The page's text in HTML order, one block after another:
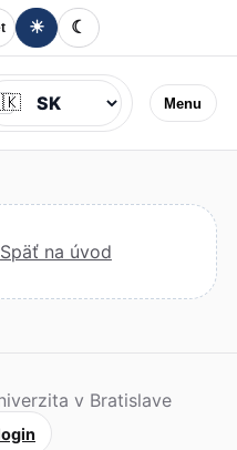
☀ ☾
Menu
Jazyk
Späť na úvod
v Bratislave